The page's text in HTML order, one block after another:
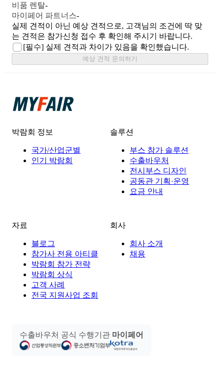
비품 렌탈-
마이페어 파트너스-
실제 견적이 아닌 예상 견적으로, 고객님의 조건에 딱 맞
는 견적은 참가신청 접수 후 확인해 주시기 바랍니다.
[필수] 실제 견적과 차이가 있음을 확인했습니다.
예상 견적 문의하기
박람회 정보
국가/산업군별
인기 박람회
솔루션
부스 참가 솔루션
수출바우처
전시부스 디자인
공동관 기획·운영
요금 안내
자료
블로그
참가사 전용 아티클
박람회 참가 전략
박람회 상식
고객 사례
전국 지원사업 조회
회사
회사 소개
채용
수출바우처 공식 수행기관 마이페어